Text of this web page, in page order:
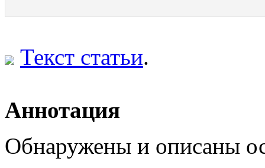
Текст статьи.
Аннотация
Обнаружены и описаны